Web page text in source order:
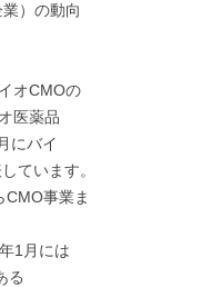
）の動向
オCMOの
医薬品
にバイ
ています。
事業ま
1月には
る